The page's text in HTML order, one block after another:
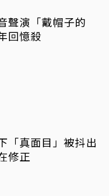
聲演「戴帽子的
回憶殺
「真面目」被抖出
修正